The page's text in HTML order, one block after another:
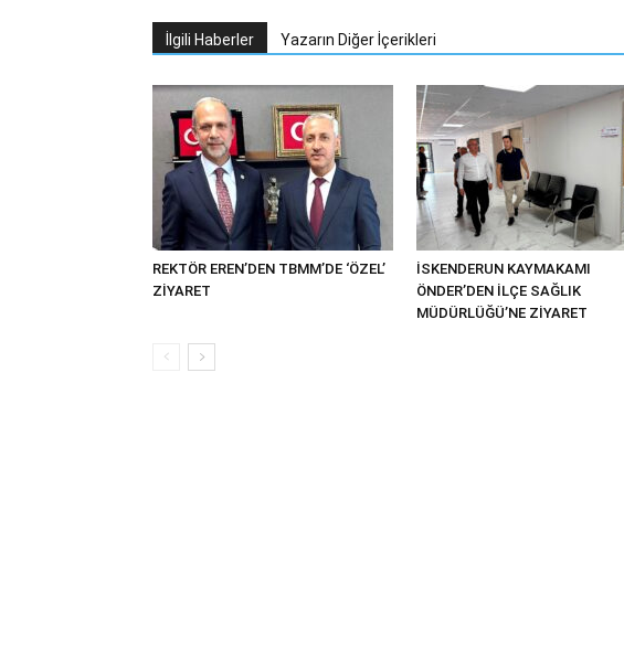
İlgili Haberler Yazarın Diğer İçerikleri
REKTÖR EREN’DEN TBMM’DE ‘ÖZEL’
ZİYARET
İSKENDERUN KAYMAKAMI
ÖNDER’DEN İLÇE SAĞLIK
MÜDÜRLÜĞÜ’NE ZİYARET